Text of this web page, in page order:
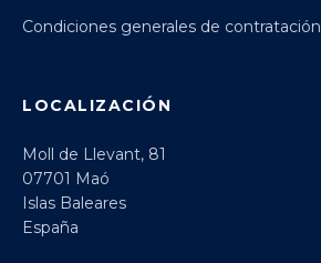
Condiciones generales de contratación
LOCALIZACIÓN
Moll de Llevant, 81
07701 Maó
Islas Baleares
España